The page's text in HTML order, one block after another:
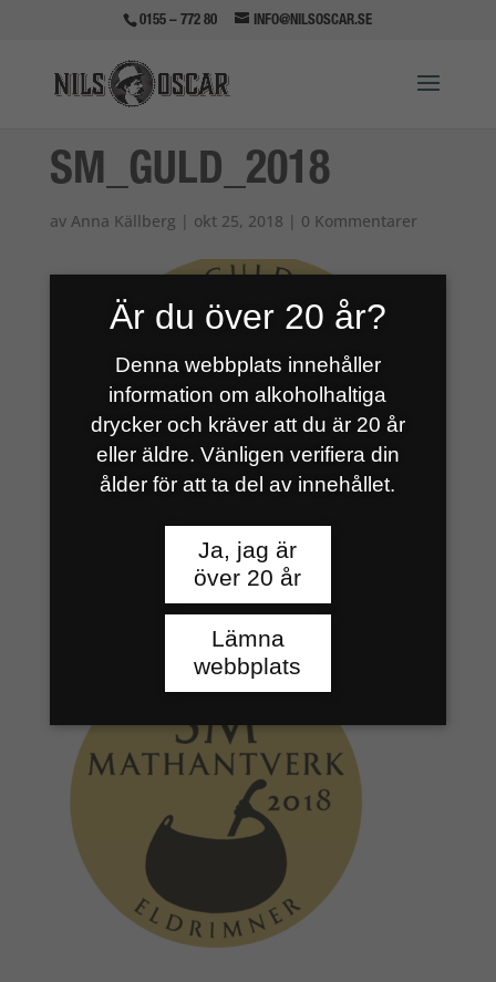
0155 – 772 80 INFO@NILSOSCAR.SE
SM_GULD_2018
av Anna Källberg | okt 25, 2018 | 0 Kommentarer
Är du över 20 år?
Denna webbplats innehåller
information om alkoholhaltiga
drycker och kräver att du är 20 år
eller äldre. Vänligen verifiera din
ålder för att ta del av innehållet.
Ja, jag är
över 20 år
Lämna
webbplats